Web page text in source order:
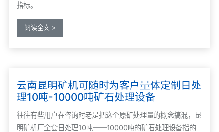
指标。
阅读全文 >
云南昆明矿机可随时为客户量体定制日处
理10吨-10000吨矿石处理设备
往往有些用户在咨询时老是把这个原矿处理量的概念搞混，昆
明矿机厂全套日处理10吨——10000吨的矿石处理设备指的